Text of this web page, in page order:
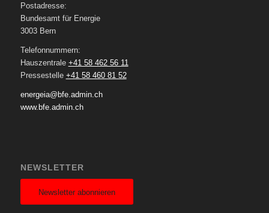
Postadresse:
Bundesamt für Energie
3003 Bern
Telefonnummern:
Hauszentrale +41 58 462 56 11
Pressestelle +41 58 460 81 52
energeia@bfe.admin.ch
www.bfe.admin.ch
NEWSLETTER
Newsletter abonnieren